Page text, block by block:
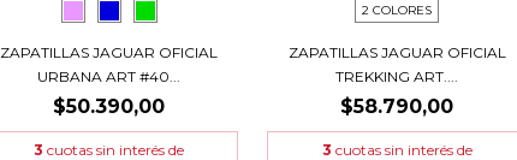
ZAPATILLAS JAGUAR OFICIAL
URBANA ART #40...
$50.390,00
3 cuotas sin interés de
2 COLORES
ZAPATILLAS JAGUAR OFICIAL
TREKKING ART....
$58.790,00
3 cuotas sin interés de